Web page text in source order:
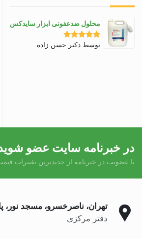
محلول ضدعفونی ابزار سایدکس
نمره 5از 5
توسط دکتر حسن زاده
در خبرنامه سایت عضو
با عضویت در خبرنامه از جدیدترین تغییرات
تهران، ناصرخسرو، مسجد نور،
دفتر مرکزی